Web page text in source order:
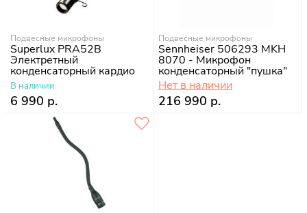
Подвесные микрофоны
Superlux PRA52B
Электретный
конденсаторный кардио
В наличии
6 990 р.
Подвесные микрофоны
Sennheiser 506293 MKH
8070 - Микрофон
конденсаторный "пушка"
Нет в наличии
216 990 р.